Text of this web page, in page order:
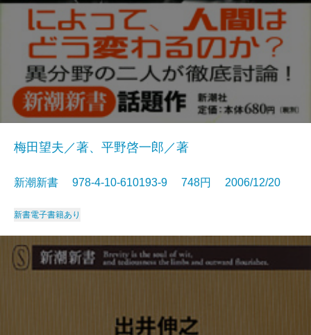
梅田望夫／著、平野啓一郎／著
新潮新書 978-4-10-610193-9 748円 2006/12/20
新書電子書籍あり